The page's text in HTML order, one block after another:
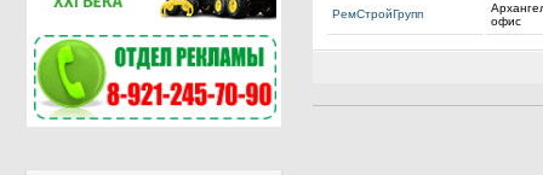
РемСтройГрупп
офис